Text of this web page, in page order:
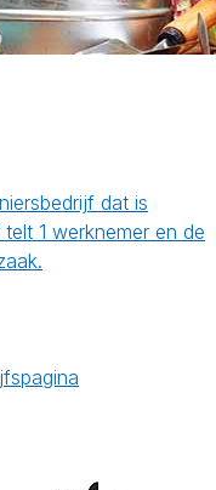
dat is
1 werknemer en de